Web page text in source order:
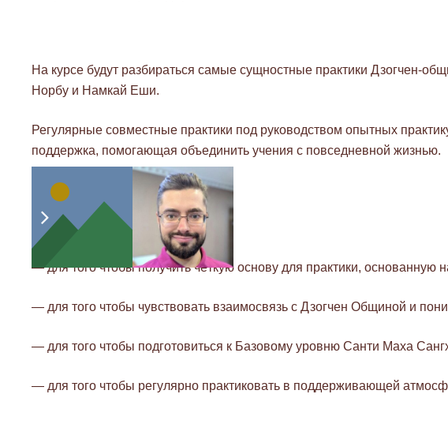
На курсе будут разбираться самые сущностные практики Дзогчен-
Норбу и Намкай Еши.
Регулярные совместные практики под руководством опытных
поддержка, помогающая объединить учения с повседневной жизнью.
Зачем присоединяться к курсу?
— для того чтобы получить чёткую основу для практики, основанную
— для того чтобы чувствовать взаимосвязь с Дзогчен Общиной и
— для того чтобы подготовиться к Базовому уровню Санти Маха
— для того чтобы регулярно практиковать в поддерживающей